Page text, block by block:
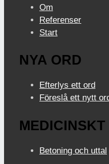
Om
Referenser
Start
NYA ORD
Efterlys ett ord
Föreslå ett nytt
Betoning och uttal